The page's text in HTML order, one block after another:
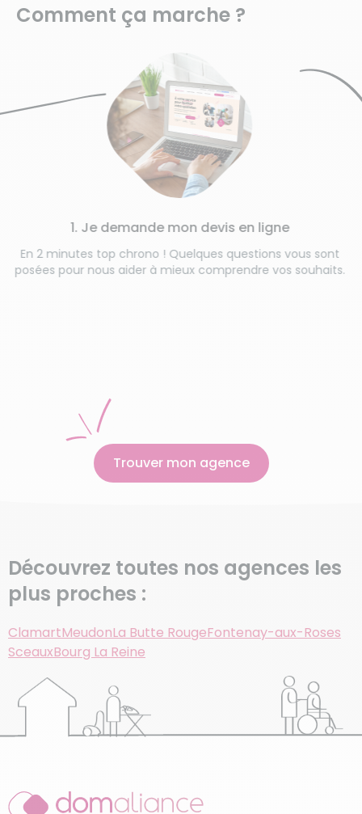
Comment ça marche ?
En 2 minutes top chrono ! Quelques questions vous sont
posées pour nous aider à mieux comprendre vos souhaits.
1. Je demande mon devis en ligne
Trouver mon agence
Découvrez toutes nos agences les
plus proches :
ClamartMeudonLa Butte RougeFontenay-aux-Roses
SceauxBourg La Reine